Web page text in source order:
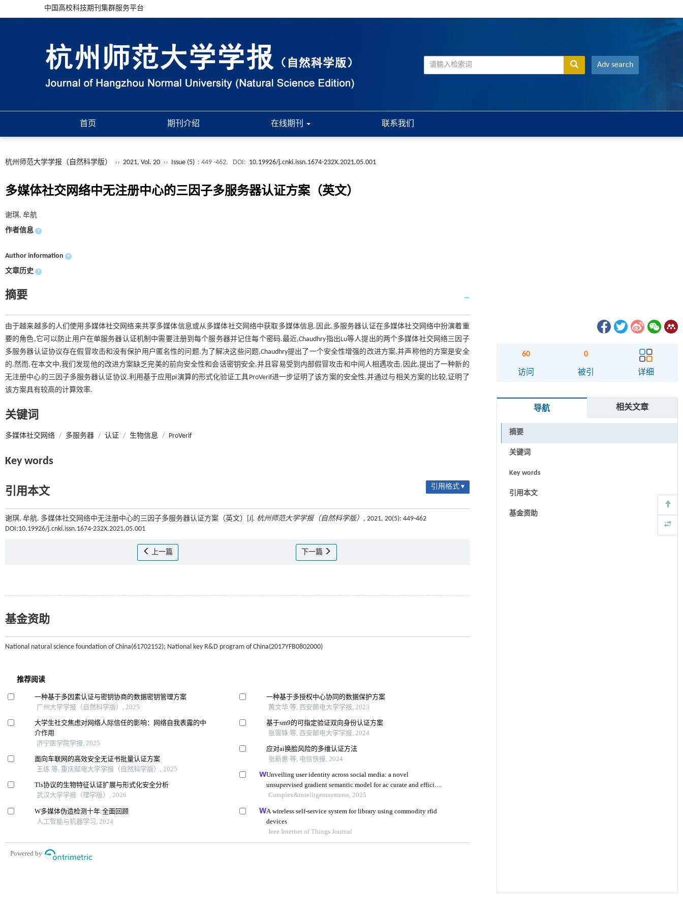
中国高校科技期刊集群服务平台
Adv search
首页 期刊介绍 在线期刊 联系我们
杭州师范大学学报（自然科学版） ›› 2021, Vol. 20 ›› Issue (5) : 449 -462. DOI: 10.19926/j.cnki.issn.1674-232X.2021.05.001
多媒体社交网络中无注册中心的三因子多服务器认证方案（英文）
谢琪, 牟航
作者信息 +
Author information +
文章历史 +
摘要
由于越来越多的人们使用多媒体社交网络来共享多媒体信息或从多媒体社交网络中获取多媒体信息.因此,多服务器认证在多媒体社交网络中扮演着重
要的角色,它可以防止用户在单服务器认证机制中需要注册到每个服务器并记住每个密码.最近,Chaudhry指出Lu等人提出的两个多媒体社交网络三因子
多服务器认证协议存在假冒攻击和没有保护用户匿名性的问题.为了解决这些问题,Chaudhry提出了一个安全性增强的改进方案,并声称他的方案是安全
的.然而,在本文中,我们发现他的改进方案缺乏完美的前向安全性和会话密钥安全,并且容易受到内部假冒攻击和中间人相遇攻击.因此,提出了一种新的
无注册中心的三因子多服务器认证协议.利用基于应用pi演算的形式化验证工具ProVerif进一步证明了该方案的安全性,并通过与相关方案的比较,证明了
该方案具有较高的计算效率.
关键词
多媒体社交网络 / 多服务器 / 认证 / 生物信息 / ProVerif
Key words
引用本文 引用格式 ▾
谢琪, 牟航. 多媒体社交网络中无注册中心的三因子多服务器认证方案（英文）[J]. 杭州师范大学学报（自然科学版） , 2021, 20(5): 449-462
DOI:10.19926/j.cnki.issn.1674-232X.2021.05.001
上一篇 下一篇
基金资助
National natural science foundation of China(61702152); National key R&D program of China(2017YFB0802000)
60
访问
0
被引 详细
导航 相关文章
摘要
关键词
Key words
引用本文
基金资助